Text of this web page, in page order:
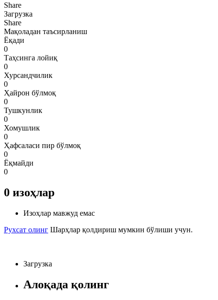
Share
Загрузка
Share
Мақоладан таъсирланиш
Ёқади
0
Таҳсинга лойиқ
0
Хурсандчилик
0
Ҳайрон бўлмоқ
0
Тушкунлик
0
Хомушлик
0
Ҳафсаласи пир бўлмоқ
0
Ёқмайди
0
0 изоҳлар
Изоҳлар мавжуд емас
Рухсат олинг Шарҳлар қолдириш мумкин бўлиши учун.
Загрузка
Алоқада қолинг